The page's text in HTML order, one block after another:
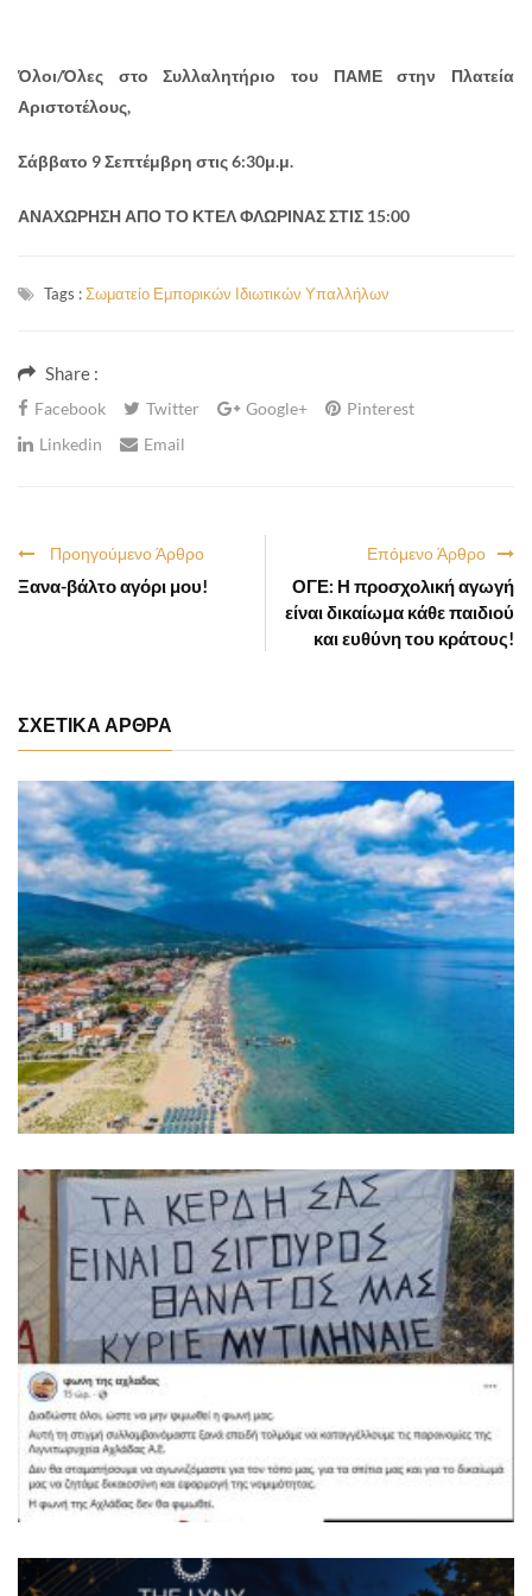
Όλοι/Όλες στο Συλλαλητήριο του ΠΑΜΕ στην Πλατεία
Αριστοτέλους,
Σάββατο 9 Σεπτέμβρη στις 6:30μ.μ.
ΑΝΑΧΩΡΗΣΗ ΑΠΟ ΤΟ ΚΤΕΛ ΦΛΩΡΙΝΑΣ ΣΤΙΣ 15:00
Tags :Σωματείο Εμπορικών Ιδιωτικών Υπαλλήλων
Share :
Facebook Twitter Google+
Pinterest
Linkedin
Email
Επόμενο Άρθρο
ΟΓΕ: Η προσχολική αγωγή
είναι δικαίωμα κάθε παιδιού
και ευθύνη του κράτους!
Προηγούμενο Άρθρο
Ξανα-βάλτο αγόρι μου!
ΣΧΕΤΙΚΑ ΑΡΘΡΑ